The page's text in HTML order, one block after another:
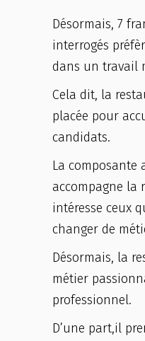
Désormais, 7
interrogés
dans un travail
Cela dit, la
placée pour
candidats.
La composante
accompagne la
intéresse ceux
changer de
Désormais, la
métier
professionnel.
D’une part,il